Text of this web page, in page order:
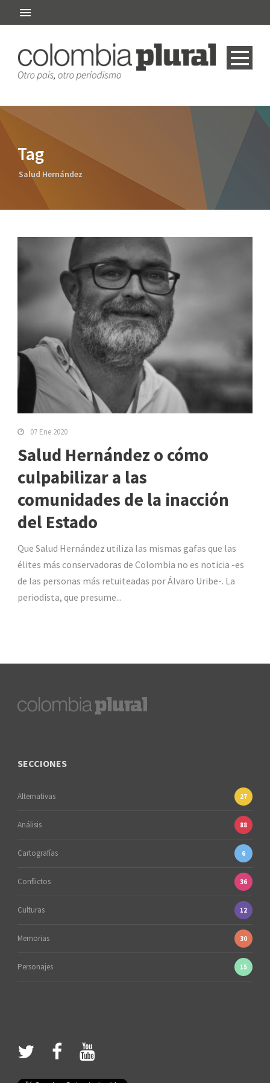
Tag
Salud Hernández
07 Ene 2020
Salud Hernández o cómo
culpabilizar a las
comunidades de la inacción
del Estado
Que Salud Hernández utiliza las mismas gafas que las
élites más conservadoras de Colombia no es noticia -es
de las personas más retuiteadas por Álvaro Uribe-. La
periodista, que presume...
SECCIONES
Alternativas 27
Análisis 88
Cartografías 6
Conflictos 36
Culturas 12
Memorias 30
Personajes 15